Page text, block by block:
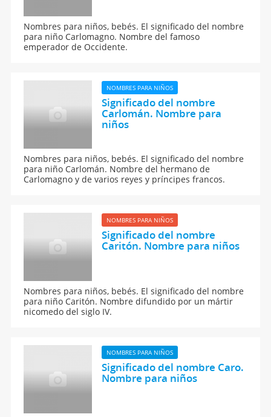
Nombres para niños, bebés. El significado del nombre
para niño Carlomagno. Nombre del famoso
emperador de Occidente.
NOMBRES PARA NIÑOS
Significado del nombre
Carlomán. Nombre para
niños
Nombres para niños, bebés. El significado del nombre
para niño Carlomán. Nombre del hermano de
Carlomagno y de varios reyes y príncipes francos.
NOMBRES PARA NIÑOS
Significado del nombre
Caritón. Nombre para niños
Nombres para niños, bebés. El significado del nombre
para niño Caritón. Nombre difundido por un mártir
nicomedo del siglo IV.
NOMBRES PARA NIÑOS
Significado del nombre Caro.
Nombre para niños